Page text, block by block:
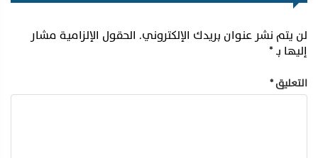
لن يتم نشر عنوان بريدك الإلكتروني. الحقول الإلزامية مشار
إليها بـ*
التعليق*